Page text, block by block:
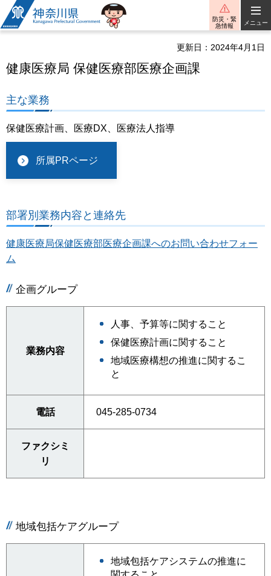
神奈川県
防災・緊
急情報
メニュー
更新日：2024年4月1日
健康医療局 保健医療部医療企画課
主な業務
保健医療計画、医療DX、医療法人指導
所属PRページ
部署別業務内容と連絡先
健康医療局保健医療部医療企画課へのお問い合わせフォー
ム
企画グループ
業務内容
人事、予算等に関すること
保健医療計画に関すること
地域医療構想の推進に関するこ
と
電話 045-285-0734
ファクシミ
リ
地域包括ケアグループ
地域包括ケアシステムの推進に